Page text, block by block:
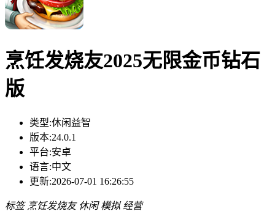
烹饪发烧友2025无限金币钻石
版
类型:休闲益智
版本:24.0.1
平台:安卓
语言:中文
更新:2026-07-01 16:26:55
标签 烹饪发烧友 休闲 模拟 经营